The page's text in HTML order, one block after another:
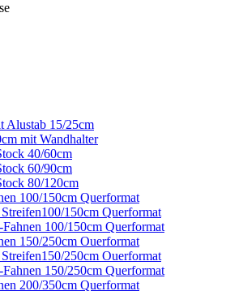
Alustab 15/25cm
mit Wandhalter
40/60cm
60/90cm
80/120cm
100/150cm Querformat
150cm Querformat
100/150cm Querformat
150/250cm Ouerformat
250cm Ouerformat
150/250cm Querformat
200/350cm Querformat